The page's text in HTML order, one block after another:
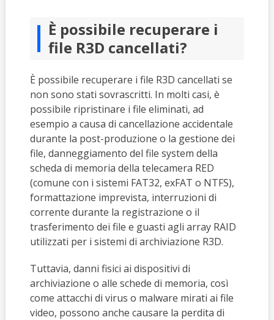
È possibile recuperare i
file R3D cancellati?
È possibile recuperare i file R3D cancellati se
non sono stati sovrascritti. In molti casi, è
possibile ripristinare i file eliminati, ad
esempio a causa di cancellazione accidentale
durante la post-produzione o la gestione dei
file, danneggiamento del file system della
scheda di memoria della telecamera RED
(comune con i sistemi FAT32, exFAT o NTFS),
formattazione imprevista, interruzioni di
corrente durante la registrazione o il
trasferimento dei file e guasti agli array RAID
utilizzati per i sistemi di archiviazione R3D.
Tuttavia, danni fisici ai dispositivi di
archiviazione o alle schede di memoria, così
come attacchi di virus o malware mirati ai file
video, possono anche causare la perdita di